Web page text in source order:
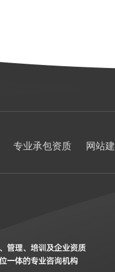
专业承包资质 网站